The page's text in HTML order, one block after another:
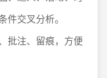
件交叉分析。
批注、留痕，方便